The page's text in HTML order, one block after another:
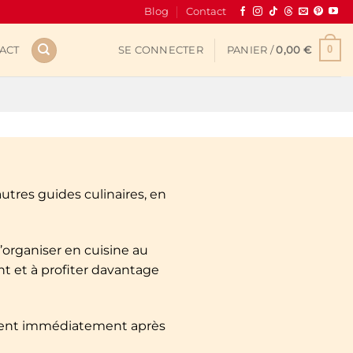
Blog Contact
SE CONNECTER PANIER /0,00 € 0
guides culinaires, en
en cuisine au
et à profiter davantage
immédiatement après